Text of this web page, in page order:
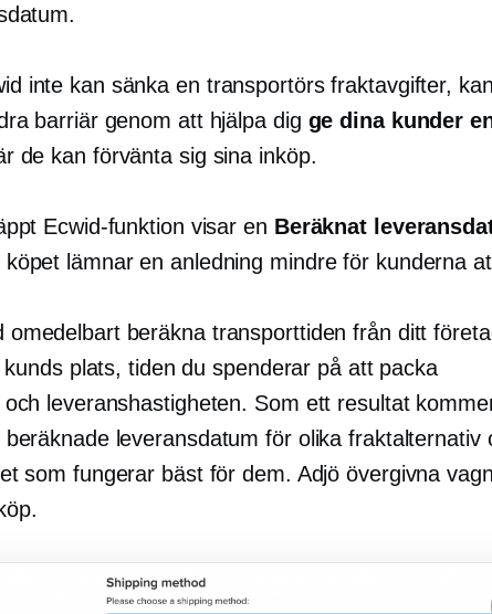
inte kan sänka en transportörs fraktavgifter,
barriär genom att hjälpa dig ge dina kunder
de kan förvänta sig sina inköp.
Ecwid-funktion visar en Beräknat
köpet lämnar en anledning mindre för kunderna
omedelbart beräkna transporttiden från ditt
plats, tiden du spenderar på att packa
och leveranshastigheten. Som ett resultat
beräknade leveransdatum för olika fraktalternativ
som fungerar bäst för dem. Adjö övergivna